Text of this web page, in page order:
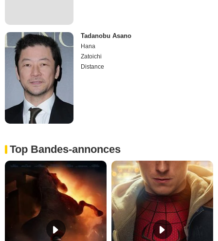
Tadanobu Asano
Hana
Zatoichi
Distance
Top Bandes-annonces